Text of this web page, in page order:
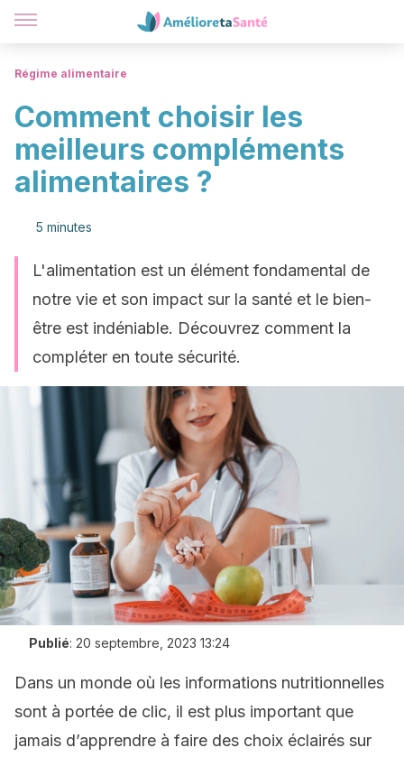
Régime alimentaire
Comment choisir les
meilleurs compléments
alimentaires ?
5 minutes
L'alimentation est un élément fondamental de
notre vie et son impact sur la santé et le bien-
être est indéniable. Découvrez comment la
compléter en toute sécurité.
Publié: 20 septembre, 2023 13:24
Dans un monde où les informations nutritionnelles
sont à portée de clic, il est plus important que
jamais d’apprendre à faire des choix éclairés sur